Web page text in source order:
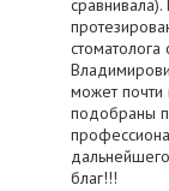
может почти
подобраны
благ!!!